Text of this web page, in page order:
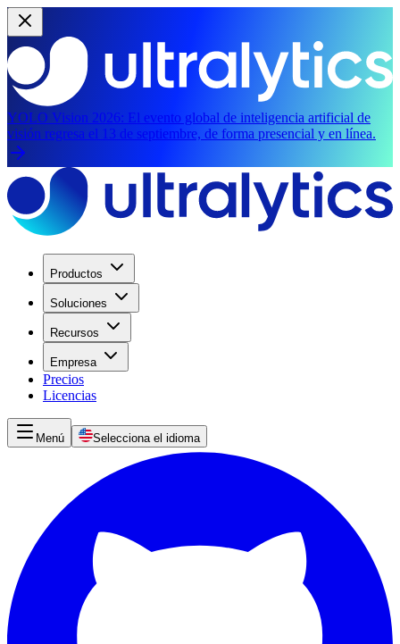
YOLO Vision 2026: El evento global de inteligencia artificial de
visión regresa el 13 de septiembre, de forma presencial y en línea.
Productos
Soluciones
Recursos
Empresa
Precios
Licencias
Menú Selecciona el idioma